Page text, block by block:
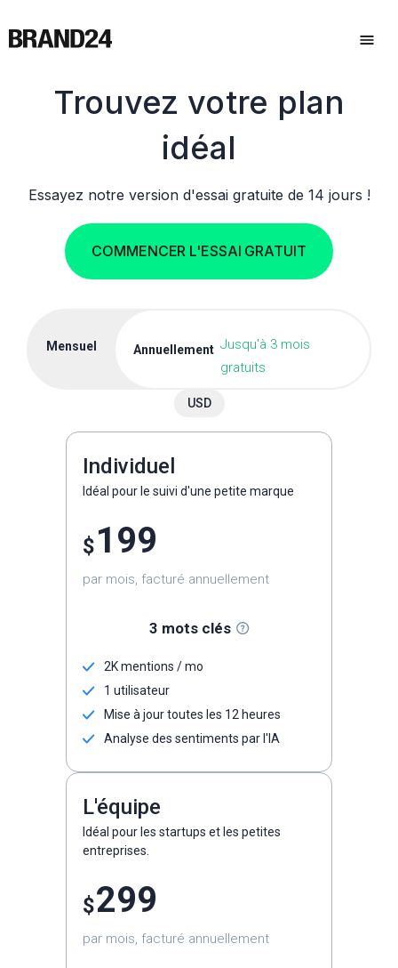
Trouvez votre plan
idéal
Essayez notre version d'essai gratuite de 14 jours !
COMMENCER L'ESSAI GRATUIT
Mensuel Annuellement Jusqu'à 3 mois
gratuits
USD
Individuel
Idéal pour le suivi d'une petite marque
$199
par mois, facturé annuellement
3 mots clés
2K mentions / mo
1 utilisateur
Mise à jour toutes les 12 heures
Analyse des sentiments par l'IA
L'équipe
Idéal pour les startups et les petites
entreprises.
$299
par mois, facturé annuellement